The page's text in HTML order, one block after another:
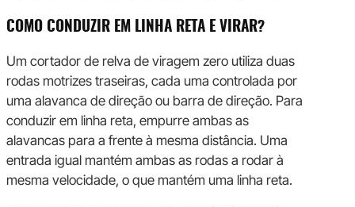
COMO CONDUZIR EM LINHA RETA E VIRAR?
Um cortador de relva de viragem zero utiliza duas
rodas motrizes traseiras, cada uma controlada por
uma alavanca de direção ou barra de direção. Para
conduzir em linha reta, empurre ambas as
alavancas para a frente à mesma distância. Uma
entrada igual mantém ambas as rodas a rodar à
mesma velocidade, o que mantém uma linha reta.